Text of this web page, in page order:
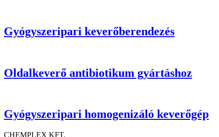
Gyógyszeripari keverőberendezés
Oldalkeverő antibiotikum gyártáshoz
Gyógyszeripari homogenizáló keverőgép
CHEMPLEX KFT.